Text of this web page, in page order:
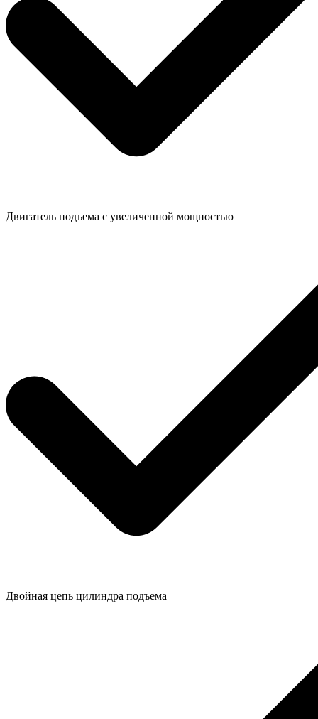
Двигатель подъема с увеличенной мощностью
Двойная цепь цилиндра подъема